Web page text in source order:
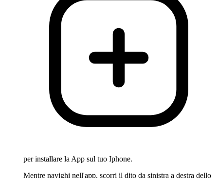
per installare la App sul tuo Iphone.
Mentre navighi nell'app, scorri il dito da sinistra a destra dello